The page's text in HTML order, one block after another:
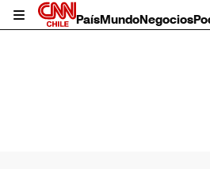
PaísMundoNegocios